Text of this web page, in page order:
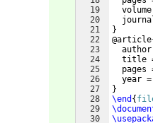
19
20
21
22
23
24
25
26
27
28
29
30
}
@article
title
pages
  year =
}
\end {